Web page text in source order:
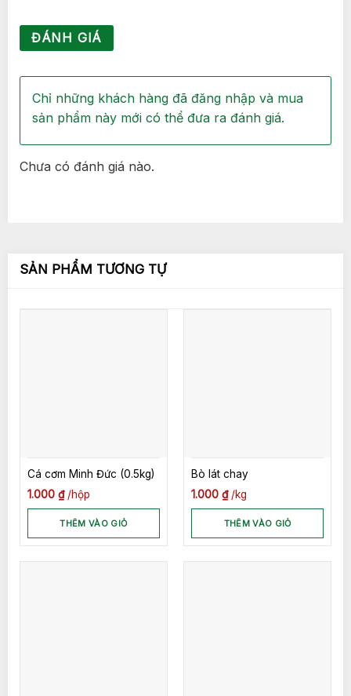
ĐÁNH GIÁ
Chưa có đánh giá nào.
Chỉ những khách hàng đã đăng nhập và mua
sản phẩm này mới có thể đưa ra đánh giá.
SẢN PHẨM TƯƠNG TỰ
Cá cơm Minh Đức (0.5kg)
1.000 ₫ hộp
THÊM VÀO GIỎ
Bò lát chay
1.000 ₫ kg
THÊM VÀO GIỎ